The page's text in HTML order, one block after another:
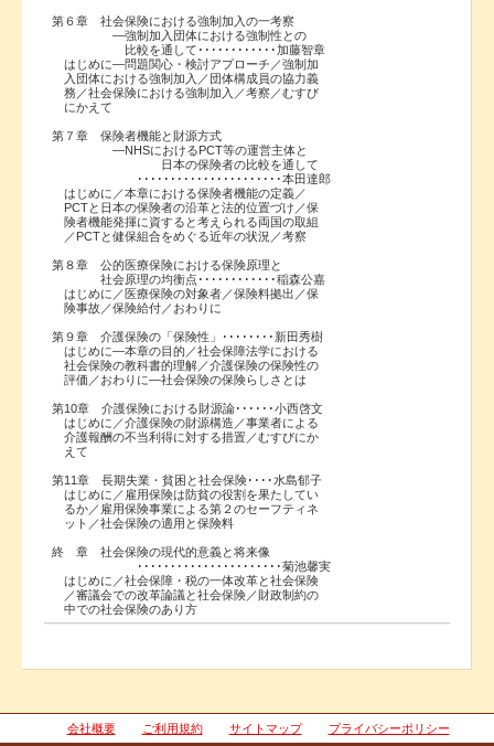
第６章 社会保険における強制加入の一考察
―強制加入団体における強制性との
比較を通して････････････加藤智章
はじめに―問題関心・検討アプローチ／強制加
入団体における強制加入／団体構成員の協力義
務／社会保険における強制加入／考察／むすび
にかえて
第７章 保険者機能と財源方式
―NHSにおけるPCT等の運営主体と
日本の保険者の比較を通して
･･････････････････････本田達郎
はじめに／本章における保険者機能の定義／
PCTと日本の保険者の沿革と法的位置づけ／保
険者機能発揮に資すると考えられる両国の取組
／PCTと健保組合をめぐる近年の状況／考察
第８章 公的医療保険における保険原理と
社会原理の均衡点････････････稲森公嘉
はじめに／医療保険の対象者／保険料拠出／保
険事故／保険給付／おわりに
第９章 介護保険の「保険性」････････新田秀樹
はじめに―本章の目的／社会保障法学における
社会保険の教科書的理解／介護保険の保険性の
評価／おわりに―社会保険の保険らしさとは
第10章 介護保険における財源論･･････小西啓文
はじめに／介護保険の財源構造／事業者による
介護報酬の不当利得に対する措置／むすびにか
えて
第11章 長期失業・貧困と社会保険････水島郁子
はじめに／雇用保険は防貧の役割を果たしてい
るか／雇用保険事業による第２のセーフティネ
ット／社会保険の適用と保険料
終 章 社会保険の現代的意義と将来像
･･････････････････････菊池馨実
はじめに／社会保障・税の一体改革と社会保険
／審議会での改革論議と社会保険／財政制約の
中での社会保険のあり方
会社概要 ご利用規約 サイトマップ プライバシーポリシー